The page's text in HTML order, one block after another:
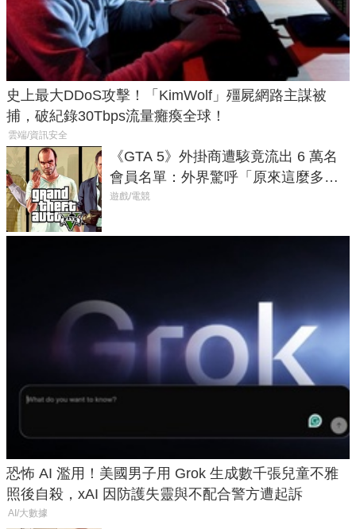
史上最大DDoS攻擊！「KimWolf」殭屍網路主謀被
捕，破紀錄30Tbps流量癱瘓全球！
雲端/資訊安全
《GTA 5》外掛商遭駭竟流出 6 萬名
會員名單：外界驚呼「原來這麼多人
在開掛！」
遊戲/電競
恐怖 AI 濫用！美國男子用 Grok 生成數千張兒童不雅
照後自殺，xAI 因防護失靈與不配合警方遭起訴
AI/大數據